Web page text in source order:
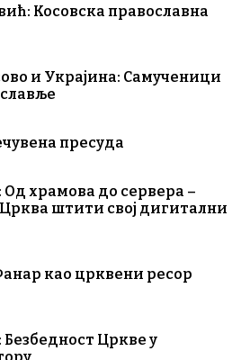
Косовска православна
и Украјина: Самученици
пресуда
храмова до сервера –
штити свој дигитални
као црквени ресор
Цркве у